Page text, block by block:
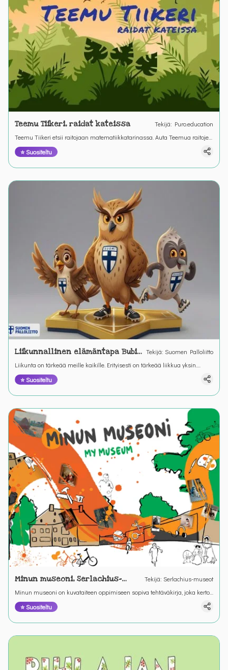
Teemu Tiikeri, raidat kateissa Tekijä: Puro.education
Teemu Tiikeri etsii raitojaan matematiikkatarinassa. Auta Teemua raitojen
etsimisessä. &nbsp;
⭐ Suositeltu
Liikunnallinen elämäntapa Bubin
ja Helmin kanssa
Tekijä: Suomen Palloliitto
Liikunta on tärkeää meille kaikille. Erityisesti on tärkeää liikkua yksin.
Liikunta on yhdessä tekemistä ja olemista. Liikuntaa saamme leikkien ja
pelaten koulussa, kotona pihoilla ja kentillä.
⭐ Suositeltu
Minun museoni, Serlachius-
museot
Tekijä: Serlachius-museot
Minun museoni on kuvataiteen oppimiseen sopiva tehtäväkirja, joka kertoo
taidemuseoista sekä Serlachius-museoista
⭐ Suositeltu